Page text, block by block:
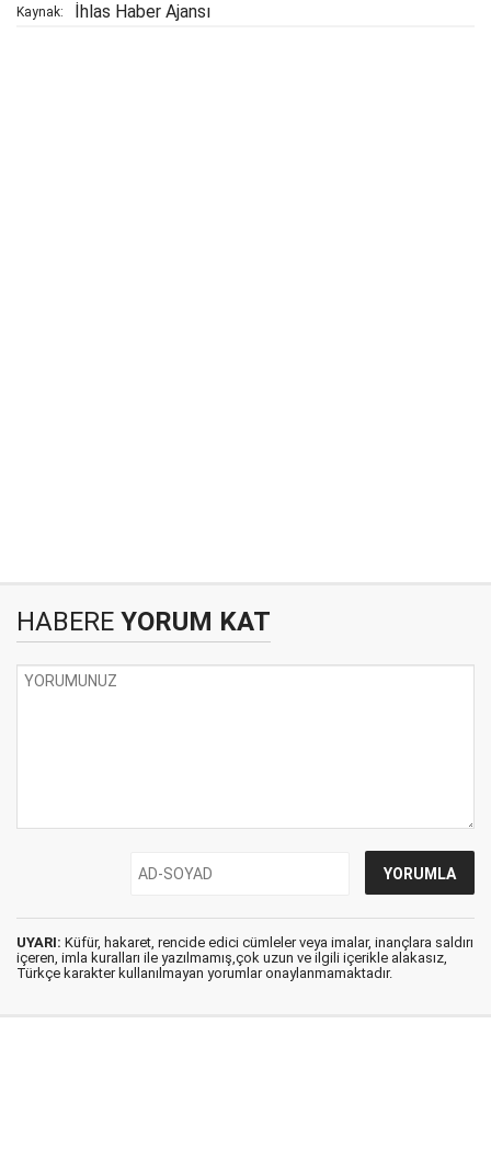
Kaynak: İhlas Haber Ajansı
HABERE YORUM KAT
UYARI: Küfür, hakaret, rencide edici cümleler veya imalar, inançlara saldırı
içeren, imla kuralları ile yazılmamış,çok uzun ve ilgili içerikle alakasız,
Türkçe karakter kullanılmayan yorumlar onaylanmamaktadır.